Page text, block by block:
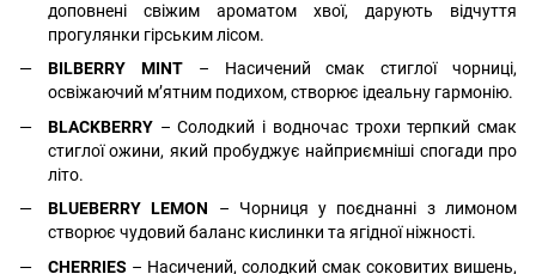
доповнені свіжим ароматом хвої, дарують відчуття
прогулянки гірським лісом.
BILBERRY MINT– Насичений смак стиглої чорниці,
освіжаючий м’ятним подихом, створює ідеальну гармонію.
BLACKBERRY – Солодкий і водночас трохи терпкий смак
стиглої ожини, який пробуджує найприємніші спогади про
літо.
BLUEBERRY LEMON – Чорниця у поєднанні з лимоном
створює чудовий баланс кислинки та ягідної ніжності.
CHERRIES – Насичений, солодкий смак соковитих вишень,